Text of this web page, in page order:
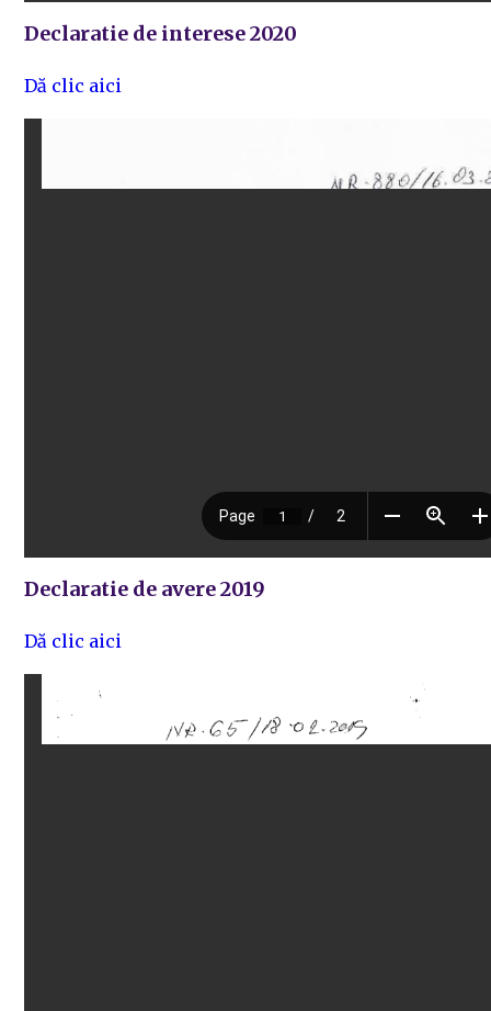
Declaratie de interese 2020
Dă clic aici
Declaratie de avere 2019
Dă clic aici